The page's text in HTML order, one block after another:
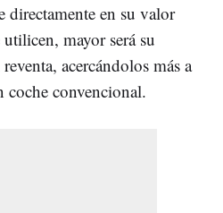
en su valor
mayor será su
acercándolos más a
coche convencional.